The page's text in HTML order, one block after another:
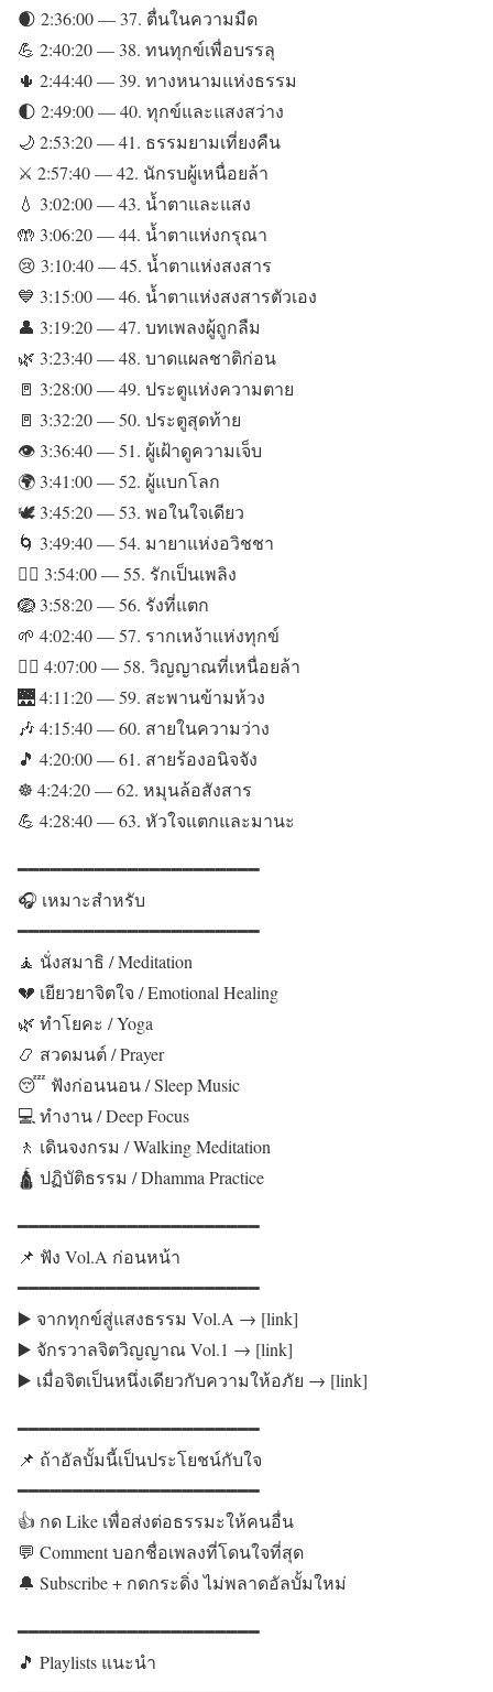
🌒 2:36:00 — 37. ตื่นในความมืด
💪 2:40:20 — 38. ทนทุกข์เพื่อบรรลุ
🌵 2:44:40 — 39. ทางหนามแห่งธรรม
🌓 2:49:00 — 40. ทุกข์และแสงสว่าง
🌙 2:53:20 — 41. ธรรมยามเที่ยงคืน
⚔️ 2:57:40 — 42. นักรบผู้เหนื่อยล้า
💧 3:02:00 — 43. น้ำตาและแสง
🤲 3:06:20 — 44. น้ำตาแห่งกรุณา
😢 3:10:40 — 45. น้ำตาแห่งสงสาร
💙 3:15:00 — 46. น้ำตาแห่งสงสารตัวเอง
👤 3:19:20 — 47. บทเพลงผู้ถูกลืม
🌿 3:23:40 — 48. บาดแผลชาติก่อน
🚪 3:28:00 — 49. ประตูแห่งความตาย
🚪 3:32:20 — 50. ประตูสุดท้าย
👁️ 3:36:40 — 51. ผู้เฝ้าดูความเจ็บ
🌍 3:41:00 — 52. ผู้แบกโลก
🕊️ 3:45:20 — 53. พอในใจเดียว
🌀 3:49:40 — 54. มายาแห่งอวิชชา
❤️‍🔥 3:54:00 — 55. รักเป็นเพลิง
🪺 3:58:20 — 56. รังที่แตก
🌱 4:02:40 — 57. รากเหง้าแห่งทุกข์
😮‍💨 4:07:00 — 58. วิญญาณที่เหนื่อยล้า
🌉 4:11:20 — 59. สะพานข้ามห้วง
🎶 4:15:40 — 60. สายในความว่าง
🎵 4:20:00 — 61. สายร้องอนิจจัง
☸️ 4:24:20 — 62. หมุนล้อสังสาร
💪 4:28:40 — 63. หัวใจแตกและมานะ
━━━━━━━━━━━━━━━━━━━━━━
🎧 เหมาะสำหรับ
━━━━━━━━━━━━━━━━━━━━━━
🧘 นั่งสมาธิ / Meditation
💔 เยียวยาจิตใจ / Emotional Healing
🌿 ทำโยคะ / Yoga
📿 สวดมนต์ / Prayer
😴 ฟังก่อนนอน / Sleep Music
💻 ทำงาน / Deep Focus
🚶 เดินจงกรม / Walking Meditation
🛕 ปฏิบัติธรรม / Dhamma Practice
━━━━━━━━━━━━━━━━━━━━━━
📌 ฟัง Vol.A ก่อนหน้า
━━━━━━━━━━━━━━━━━━━━━━
▶️ จากทุกข์สู่แสงธรรม Vol.A → [link]
▶️ จักรวาลจิตวิญญาณ Vol.1 → [link]
▶️ เมื่อจิตเป็นหนึ่งเดียวกับความให้อภัย → [link]
━━━━━━━━━━━━━━━━━━━━━━
📌 ถ้าอัลบั้มนี้เป็นประโยชน์กับใจ
━━━━━━━━━━━━━━━━━━━━━━
👍 กด Like เพื่อส่งต่อธรรมะให้คนอื่น
💬 Comment บอกชื่อเพลงที่โดนใจที่สุด
🔔 Subscribe + กดกระดิ่ง ไม่พลาดอัลบั้มใหม่
━━━━━━━━━━━━━━━━━━━━━━
🎵 Playlists แนะนำ